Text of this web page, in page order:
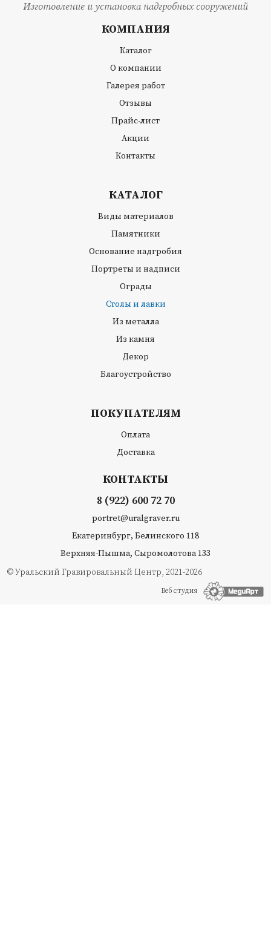
Изготовление и установка надгробных сооружений
КОМПАНИЯ
Каталог
О компании
Галерея работ
Отзывы
Прайс-лист
Акции
Контакты
КАТАЛОГ
Виды материалов
Памятники
Основание надгробия
Портреты и надписи
Ограды
Столы и лавки
Из металла
Из камня
Декор
Благоустройство
ПОКУПАТЕЛЯМ
Оплата
Доставка
КОНТАКТЫ
8 (922) 600 72 70
portret@uralgraver.ru
Екатеринбург, Белинского 118
Верхняя-Пышма, Сыромолотова 133
© Уральский Гравировальный Центр, 2021-2026
Веб студия